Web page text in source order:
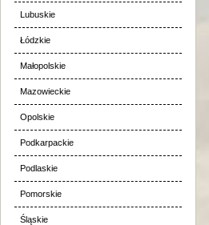
Lubuskie
Łódzkie
Małopolskie
Mazowieckie
Opolskie
Podkarpackie
Podlaskie
Pomorskie
Śląskie